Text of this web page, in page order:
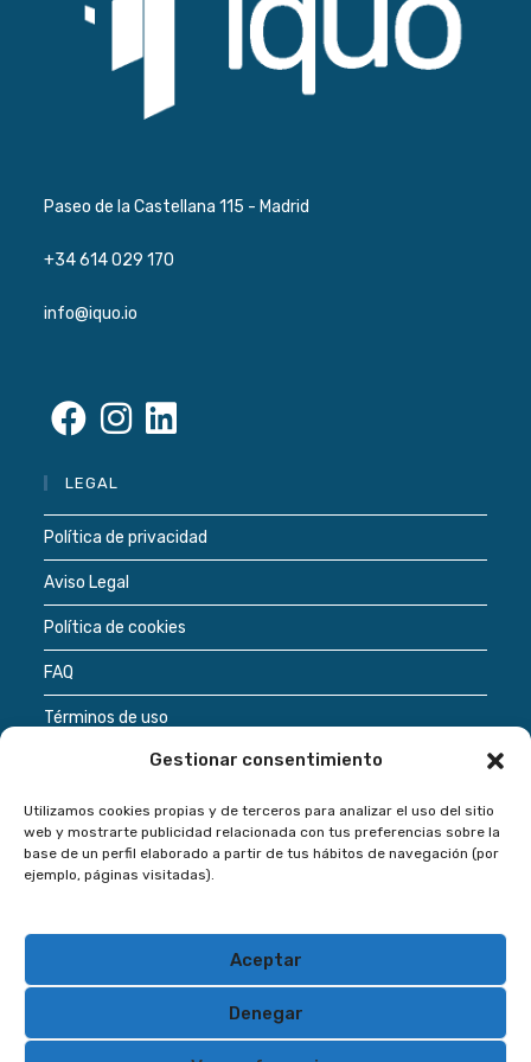
Gestionar consentimiento
Utilizamos cookies propias y de terceros para analizar el uso del sitio
web y mostrarte publicidad relacionada con tus preferencias sobre la
base de un perfil elaborado a partir de tus hábitos de navegación (por
ejemplo, páginas visitadas).
Aceptar
Denegar
Paseo de la Castellana 115 - Madrid
+34 614 029 170
info@iquo.io
en
una
nueva
en
una
nueva
en
una
LEGAL
Política de privacidad
Aviso Legal
Política de cookies
FAQ
Términos de uso
Regístrate
Proyectos inmobiliarios
Proyectos en España